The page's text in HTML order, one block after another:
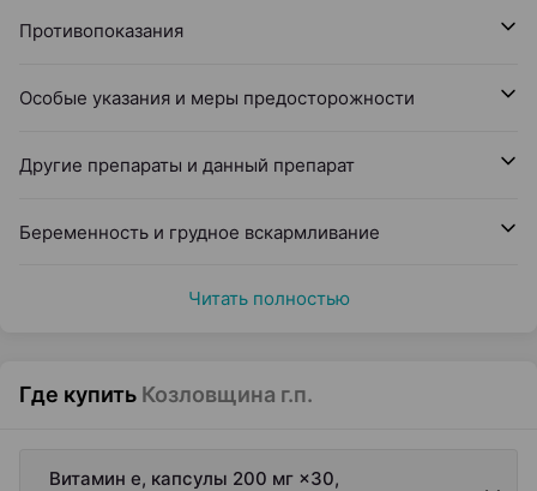
Противопоказания
Особые указания и меры предосторожности
Другие препараты и данный препарат
Беременность и грудное вскармливание
Читать полностью
Где купить Козловщина г.п.
Витамин е, капсулы 200 мг ×30,